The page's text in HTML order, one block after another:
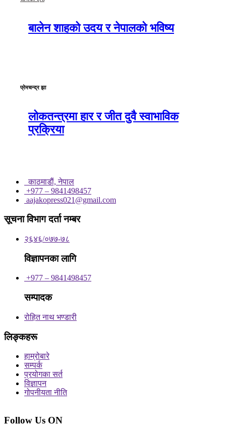
बालेन शाहको उदय र नेपालको भविष्य
प्रेमचन्द्र झा
लोकतन्त्रमा हार र जीत दुवै स्वाभाविक
प्रक्रिया
काठमाडाैं, नेपाल
+977 – 9841498457
aajakopress021@gmail.com
सूचना विभाग दर्ता नम्बर
२६४६/०७७-७८
विज्ञापनका लागि
+977 – 9841498457
सम्पादक
रोहित नाथ भण्डारी
लिङ्कहरू
हाम्रोबारे
सम्पर्क
प्रयोगका सर्त
विज्ञापन
गोपनीयता नीति
Follow Us ON